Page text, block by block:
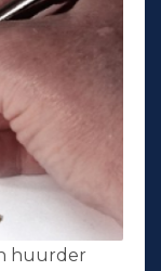
huurder